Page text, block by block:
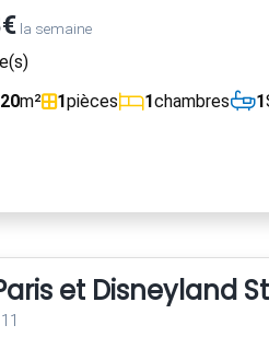
la semaine
20m² 1pièces 1chambres 1
et Disneyland